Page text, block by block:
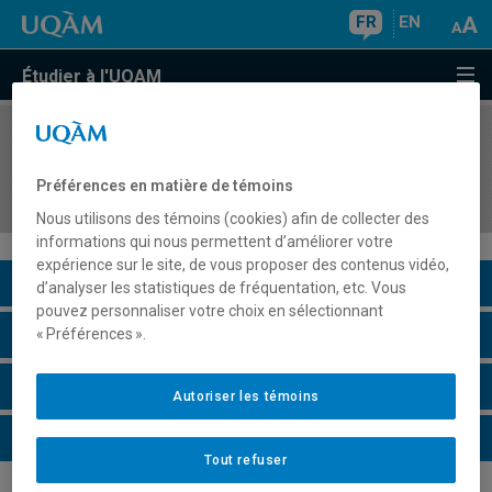
FR EN
Étudier à l'UQAM
COURS//
politiques publiques
Description du cours
Horaire - Été 2026
Horaire - Automne 2026
Horaire - Hiver 2027
Préférences en matière de témoins
Nous utilisons des témoins (cookies) afin de collecter des
informations qui nous permettent d’améliorer votre
expérience sur le site, de vous proposer des contenus vidéo,
d’analyser les statistiques de fréquentation, etc. Vous
pouvez personnaliser votre choix en sélectionnant
« Préférences ».
Tout refuser
Autoriser les témoins